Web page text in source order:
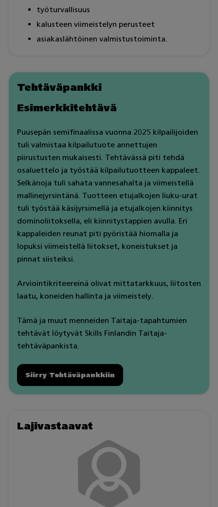
työturvallisuus
kalusteen viimeistelyn perusteet
asiakaslähtöinen valmistustoiminta.
Tehtäväpankki
Esimerkkitehtävä
Puusepän semifinaalissa vuonna 2025 kilpailijoiden
tuli valmistaa kilpailutuote annettujen
piirustusten mukaisesti. Tehtävässä piti tehdä
osaluettelo ja työstää kilpailutuotteen kappaleet.
Selkänoja tuli sahata vannesahalta ja viimeistellä
mallinejyrsintänä. Tuotteen etujalkojen liuku-urat
tuli työstää käsijyrsimellä ja etujalkojen kiinnitys
dominoliitoksella, eli kiinnitystappien avulla. Eri
kappaleiden reunat piti pyöristää hiomalla ja
lopuksi viimeistellä liitokset, koneistukset ja
pinnat siisteiksi.
Arviointikriteereinä olivat mittatarkkuus, liitosten
laatu, koneiden hallinta ja viimeistely.
Tämä ja muut menneiden Taitaja-tapahtumien
tehtävät löytyvät Skills Finlandin Taitaja-
tehtäväpankista.
Siirry Tehtäväpankkiin
Lajivastaavat